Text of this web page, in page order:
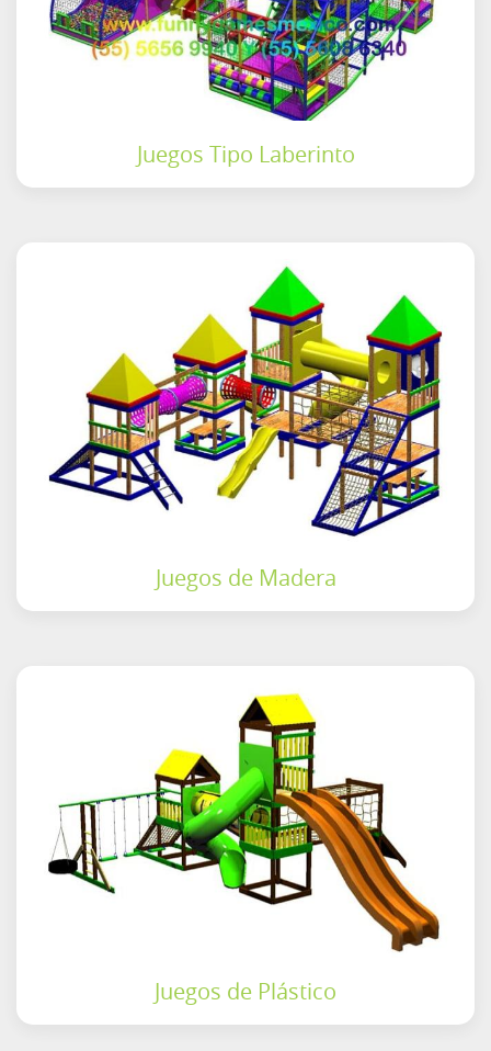
Juegos Tipo Laberinto
Juegos de Madera
Juegos de Plástico